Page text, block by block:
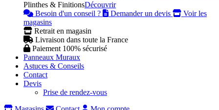
Plinthes & FinitionsDécouvrir
Besoin d'un conseil ?
Demander un devis
Voir les
magasins
Retrait en magasin
Livraison dans toute la France
Paiement 100% sécurisé
Panneaux Muraux
Astuces & Conseils
Contact
Devis
Prise de rendez-vous